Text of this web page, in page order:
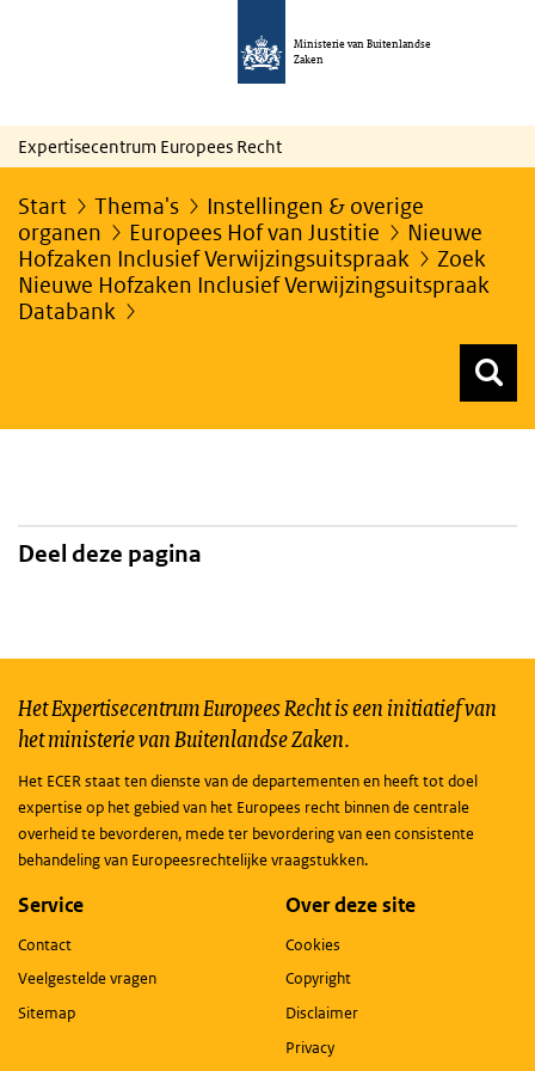
Ministerie van Buitenlandse
Zaken
Expertisecentrum Europees Recht
Start Thema's
Instellingen & overige
organen
Europees Hof van Justitie
Nieuwe
Hofzaken Inclusief Verwijzingsuitspraak
Zoek
Nieuwe Hofzaken Inclusief Verwijzingsuitspraak
Databank
Deel deze pagina
Het Expertisecentrum Europees Recht is een initiatief van
het ministerie van Buitenlandse Zaken.
Het ECER staat ten dienste van de departementen en heeft tot doel
expertise op het gebied van het Europees recht binnen de centrale
overheid te bevorderen, mede ter bevordering van een consistente
behandeling van Europeesrechtelijke vraagstukken.
Service
Contact
Veelgestelde vragen
Sitemap
Over deze site
Cookies
Copyright
Disclaimer
Privacy